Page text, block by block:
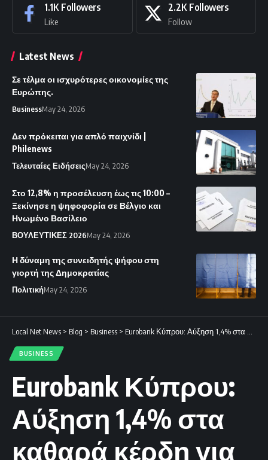
1.1K Followers
Like
2.2K Followers
Follow
Latest News
Σε τέλμα οι ισχυρότερες οικονομίες της
Ευρώπης.
BusinessMay 24, 2026
Δεν πρόκειται για απλό παιχνίδι |
Philenews
Τελευταίες ΕιδήσειςMay 24, 2026
Στο 12,8% η προσέλευση έως τις 10:00 –
Ξεκίνησε η ψηφοφορία σε Βέλγιο και
Ηνωμένο Βασίλειο
ΒΟΥΛΕΥΤΙΚΕΣ 2026May 24, 2026
Η δύναμη της συνειδητής ψήφου στη
γιορτή της Δημοκρατίας
ΠολιτικήMay 24, 2026
Local Net News > Blog > Business > Eurobank Κύπρου: Αύξηση 1,4% στα καθαρά κέρδη για το 2025
BUSINESS
Eurobank Κύπρου:
Αύξηση 1,4% στα
καθαρά κέρδη για